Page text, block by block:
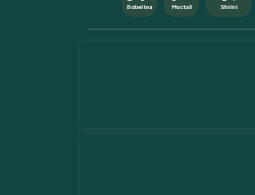
Shirini
Moctail
Bobel tea